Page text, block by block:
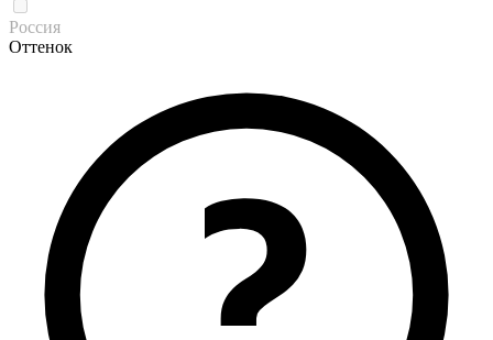
Россия
Оттенок